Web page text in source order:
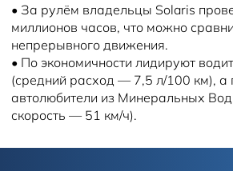
• За рулём владельцы Solaris
миллионов часов, что можно
непрерывного движения.
• По экономичности лидируют
(средний расход — 7,5 л/100 км), а
автолюбители из Минеральных
скорость — 51 км/ч).